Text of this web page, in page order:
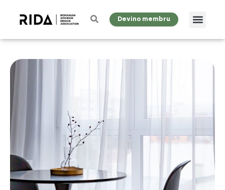
Devino membru